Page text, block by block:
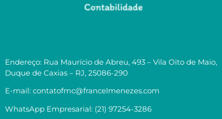
Endereço: Rua Maurício de Abreu, 493 – Vila Oito de Maio,
Duque de Caxias – RJ, 25086-290
E-mail: contatofmc@francelmenezes.com
WhatsApp Empresarial: (21) 97254-3286